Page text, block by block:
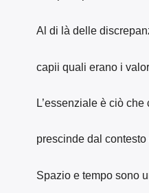
Al di là delle
capii quali erano i
L’essenziale è ciò
prescinde dal contesto
Spazio e tempo sono